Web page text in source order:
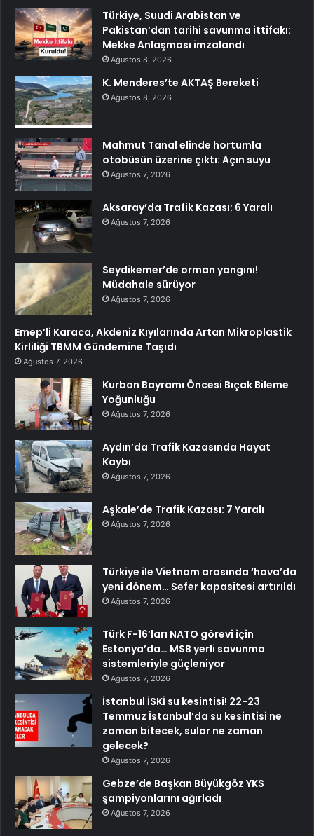
Türkiye, Suudi Arabistan ve
Pakistan’dan tarihi savunma ittifakı:
Mekke Anlaşması imzalandı
Ağustos 8, 2026
K. Menderes’te AKTAŞ Bereketi
Ağustos 8, 2026
Mahmut Tanal elinde hortumla
otobüsün üzerine çıktı: Açın suyu
Ağustos 7, 2026
Aksaray’da Trafik Kazası: 6 Yaralı
Ağustos 7, 2026
Seydikemer’de orman yangını!
Müdahale sürüyor
Ağustos 7, 2026
Emep’li Karaca, Akdeniz Kıyılarında Artan Mikroplastik
Kirliliği TBMM Gündemine Taşıdı
Ağustos 7, 2026
Kurban Bayramı Öncesi Bıçak Bileme
Yoğunluğu
Ağustos 7, 2026
Aydın’da Trafik Kazasında Hayat
Kaybı
Ağustos 7, 2026
Aşkale’de Trafik Kazası: 7 Yaralı
Ağustos 7, 2026
Türkiye ile Vietnam arasında ‘hava’da
yeni dönem… Sefer kapasitesi artırıldı
Ağustos 7, 2026
Türk F-16’ları NATO görevi için
Estonya’da… MSB yerli savunma
sistemleriyle güçleniyor
Ağustos 7, 2026
İstanbul İSKİ su kesintisi! 22-23
Temmuz İstanbul’da su kesintisi ne
zaman bitecek, sular ne zaman
gelecek?
Ağustos 7, 2026
Gebze’de Başkan Büyükgöz YKS
şampiyonlarını ağırladı
Ağustos 7, 2026